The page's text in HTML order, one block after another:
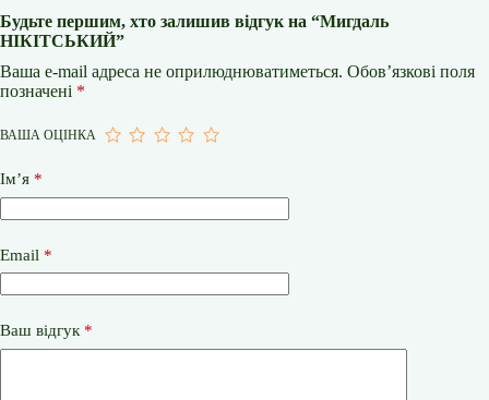
Будьте першим, хто залишив відгук на “Мигдаль
НІКІТСЬКИЙ”
Ваша e-mail адреса не оприлюднюватиметься. Обов’язкові поля
позначені *
ВАША ОЦІНКА
Ім’я *
Email *
Ваш відгук *